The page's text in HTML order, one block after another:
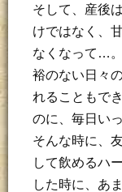
そして、産後
けではなく、
なくなって…
裕のない日々
れることもで
のに、毎日い
そんな時に、
して飲めるハ
した時に、あ